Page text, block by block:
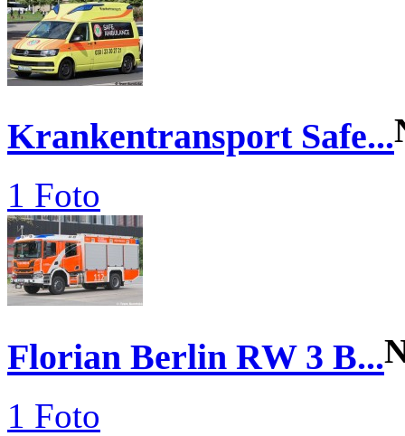
Krankentransport Safe...
1 Foto
Florian Berlin RW 3 B...
1 Foto